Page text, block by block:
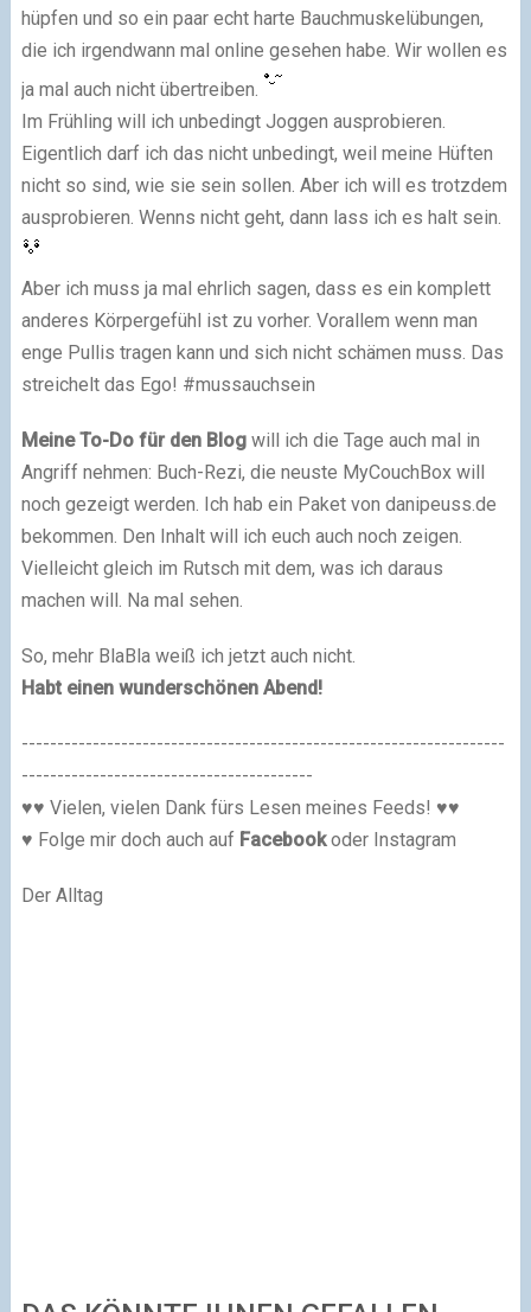
hüpfen und so ein paar echt harte Bauchmuskelübungen,
die ich irgendwann mal online gesehen habe. Wir wollen es
ja mal auch nicht übertreiben.
Im Frühling will ich unbedingt Joggen ausprobieren.
Eigentlich darf ich das nicht unbedingt, weil meine Hüften
nicht so sind, wie sie sein sollen. Aber ich will es trotzdem
ausprobieren. Wenns nicht geht, dann lass ich es halt sein.
Aber ich muss ja mal ehrlich sagen, dass es ein komplett
anderes Körpergefühl ist zu vorher. Vorallem wenn man
enge Pullis tragen kann und sich nicht schämen muss. Das
streichelt das Ego! #mussauchsein
Meine To-Do für den Blogwill ich die Tage auch mal in
Angriff nehmen: Buch-Rezi, die neuste MyCouchBox will
noch gezeigt werden. Ich hab ein Paket von danipeuss.de
bekommen. Den Inhalt will ich euch auch noch zeigen.
Vielleicht gleich im Rutsch mit dem, was ich daraus
machen will. Na mal sehen.
So, mehr BlaBla weiß ich jetzt auch nicht.
Habt einen wunderschönen Abend!
--------------------------------------------------------------------
-----------------------------------------
♥♥ Vielen, vielen Dank fürs Lesen meines Feeds! ♥♥
♥ Folge mir doch auch auf Facebookoder Instagram
Der Alltag